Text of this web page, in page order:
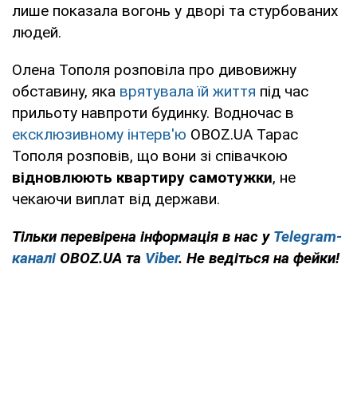
лише показала вогонь у дворі та стурбованих
людей.
Олена Тополя розповіла про дивовижну
обставину, яка врятувала їй життя під час
прильоту навпроти будинку. Водночас в
ексклюзивному інтерв'ю OBOZ.UA Тарас
Тополя розповів, що вони зі співачкою
відновлюють квартиру самотужки, не
чекаючи виплат від держави.
Тільки перевірена інформація в нас у Telegram-
каналі OBOZ.UA та Viber. Не ведіться на фейки!